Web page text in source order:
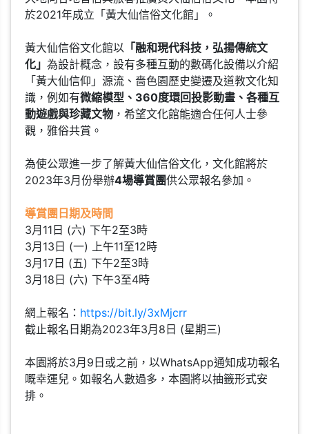
於2021年成立「黃大仙信俗文化館」。
黃大仙信俗文化館以 「融和現代科技，弘揚傳統文
化」 為設計概念，設有多種互動的數碼化設備以介紹
「黃大仙信仰」源流、嗇色園歷史變遷及道教文化知
識，例如有微縮模型、360度環回投影動畫、各種互
動遊戲與珍藏文物 ，希望文化館能適合任何人士參
觀，雅俗共賞。
為使公眾進一步了解黃大仙信俗文化，文化館將於
2023年3月份舉辦4場導賞團供公眾報名參加。
導賞團日期及時間
3月11日 (六) 下午2至3時
3月13日 (一) 上午11至12時
3月17日 (五) 下午2至3時
3月18日 (六) 下午3至4時
網上報名： https://bit.ly/3xMjcrr
截止報名日期為2023年3月8日 (星期三)
本園將於3月9日或之前，以WhatsApp通知成功報名
嘅幸運兒。如報名人數過多，本園將以抽籤形式安
排。